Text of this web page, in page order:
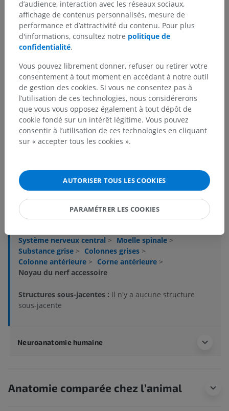
Hiérarchie anatomique
Anatomie humaine 2
Anatomie humaine 1
Système nerveux central > Moelle spinale >
Substance grise > Colonnes grises >
Colonne antérieure > Corne antérieure >
Noyau du nerf accessoire
Structures sous-jacentes : Il n'y a aucune structure
sous-jacente
Neuroanatomie humaine
Anatomie comparée chez l’animal
d’audience, interaction avec les réseaux sociaux,
affichage de contenus personnalisés, mesure de
performance et d’attractivité du contenu. Pour plus
d'informations, consultez notre politique de
confidentialité.
Vous pouvez librement donner, refuser ou retirer votre
consentement à tout moment en accédant à notre outil
de gestion des cookies. Si vous ne consentez pas à
l’utilisation de ces technologies, nous considérerons
que vous vous opposez également à tout dépôt de
cookie fondé sur un intérêt légitime. Vous pouvez
consentir à l’utilisation de ces technologies en cliquant
sur « accepter tous les cookies ».
AUTORISER TOUS LES COOKIES
PARAMÉTRER LES COOKIES